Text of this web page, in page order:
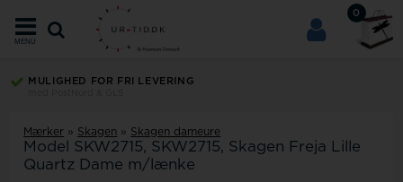
0
MENU
MULIGHED FOR FRI LEVERING
Mærker » Skagen » Skagen dameure
Model SKW2715
SKW2715, Skagen Freja Lille
Quartz Dame m/lænke